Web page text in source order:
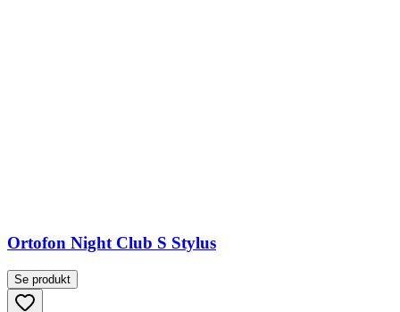
Ortofon Night Club S Stylus
Se produkt